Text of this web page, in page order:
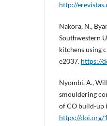
http://
Nakora, N.,
Southwestern
kitchens using
e2037. https://
Nyombi, A.,
smouldering
of CO build-up
https://doi.org/